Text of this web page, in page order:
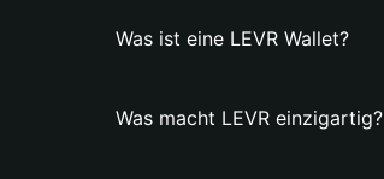
Was ist eine LEVR Wallet?
Was macht LEVR einzigartig?